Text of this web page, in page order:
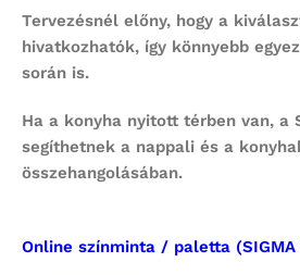
Tervezésnél előny, hogy a
hivatkozhatók, így könnyebb
során is.
Ha a konyha nyitott térben van, a
segíthetnek a nappali és a
összehangolásában.
Online színminta / paletta (SIGMA